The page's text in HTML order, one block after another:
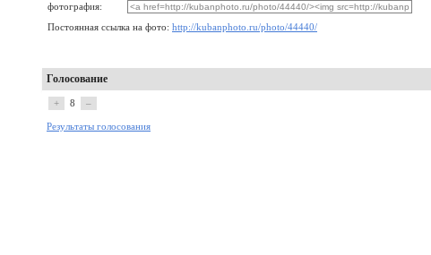
фотография:
Постоянная ссылка на фото: http://kubanphoto.ru/photo/44440/
Голосование
+ 8 –
Результаты голосования